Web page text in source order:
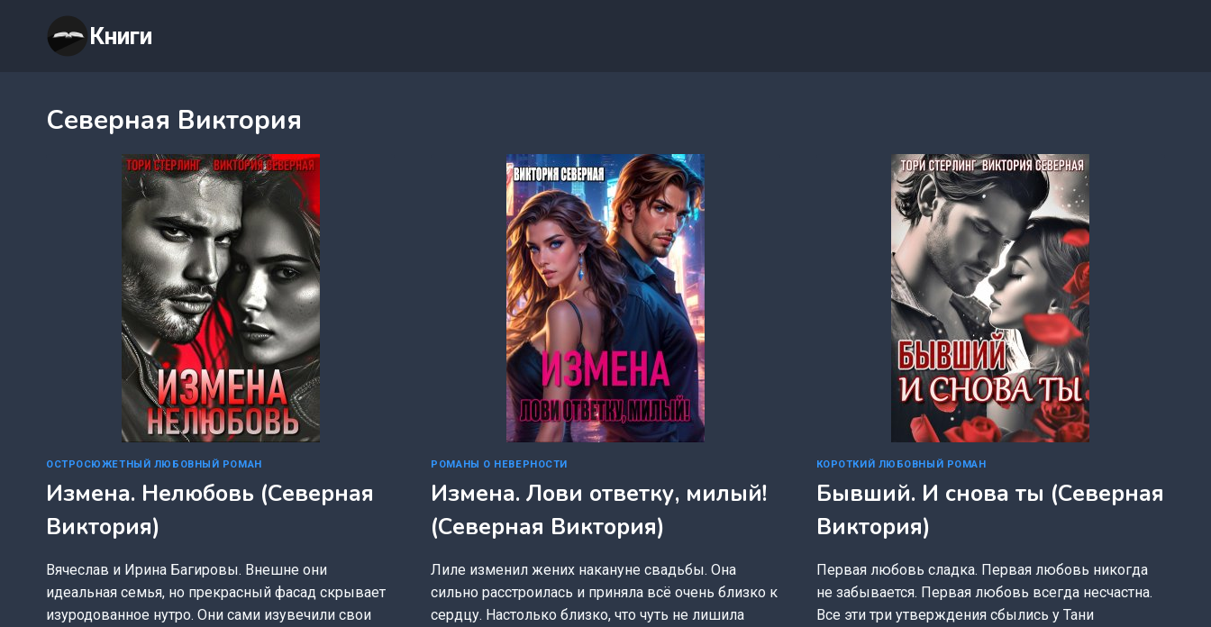
содержимому
Книги
Северная Виктория
ОСТРОСЮЖЕТНЫЙ ЛЮБОВНЫЙ РОМАН
Измена. Нелюбовь (Северная
Виктория)
Вячеслав и Ирина Багировы. Внешне они
идеальная семья, но прекрасный фасад скрывает
изуродованное нутро. Они сами изувечили свои
РОМАНЫ О НЕВЕРНОСТИ
Измена. Лови ответку, милый!
(Северная Виктория)
Лиле изменил жених накануне свадьбы. Она
сильно расстроилась и приняла всё очень близко к
сердцу. Настолько близко, что чуть не лишила
КОРОТКИЙ ЛЮБОВНЫЙ РОМАН
Бывший. И снова ты (Северная
Виктория)
Первая любовь сладка. Первая любовь никогда
не забывается. Первая любовь всегда несчастна.
Все эти три утверждения сбылись у Тани